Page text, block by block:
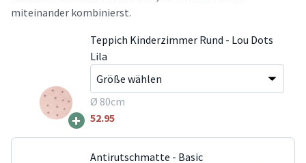
miteinander kombinierst.
+
Teppich Kinderzimmer Rund - Lou Dots
Lila
Ø 80cm
52.95
Antirutschmatte - Basic